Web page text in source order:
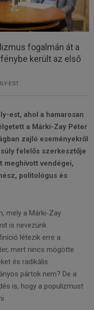
fogalmán át a
került az első
EST
est, ahol a hamarosan
a Márki-Zay Péter
zajló eseményekről
felelős szerkesztője
meghívott vendégei,
politológus és
mely a Márki-Zay
is nevezünk
létezik erre a
mert nincs mögötte
és radikális
pártok nem? De a
is, hogy a populizmust